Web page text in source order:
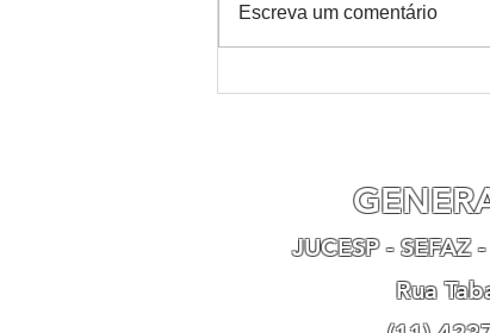
Documentos Fiscais
Eletrônicos da Reforma
Escreva um comentário
JUCESP - SEFAZ
Rua